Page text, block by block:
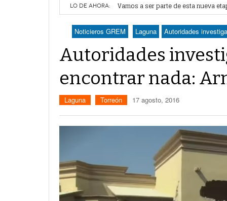
LO DE AHORA: Vamos a ser parte de esta nueva
Lerdo recibe mayor dotación de
Durango elegirá por insaculación y
Denuncian robo en oficinas de
Va Ayuntamiento de Lerdo por
Noticieros GREM Laguna Autoridades
Autoridades
encontrar nada:
Laguna Torreón 17 agosto, 2016